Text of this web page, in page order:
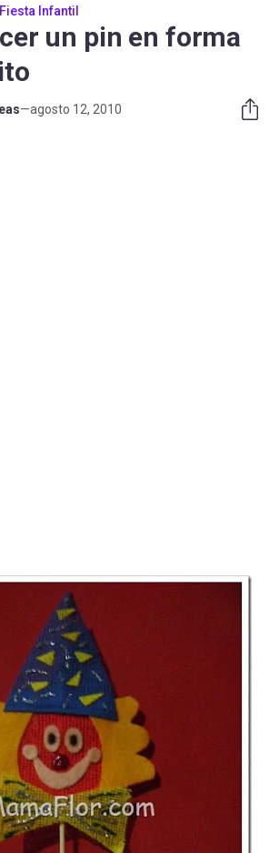
Fiesta Infantil
un pin en forma
—agosto 12, 2010